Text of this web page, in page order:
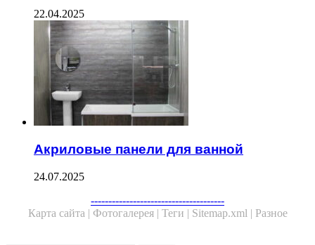
22.04.2025
Акриловые панели для ванной
24.07.2025
--------------------------------------
Карта сайта | Фотогалерея | Теги | Sitemap.xml | Разное